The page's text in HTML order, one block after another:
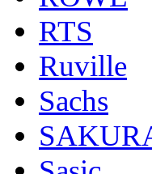
RTS
Ruville
Sachs